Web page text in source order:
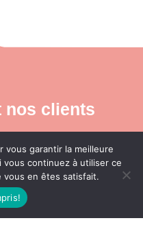
nos clients
vous garantir la meilleure
continuez à utiliser ce
vous en êtes satisfait.